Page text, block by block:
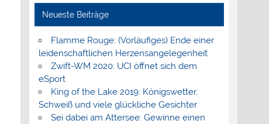
Neueste Beiträge
Flamme Rouge: (Vorläufiges) Ende einer
leidenschaftlichen Herzensangelegenheit
Zwift-WM 2020: UCI öffnet sich dem
eSport
King of the Lake 2019: Königswetter,
Schweiß und viele glückliche Gesichter
Sei dabei am Attersee: Gewinne einen